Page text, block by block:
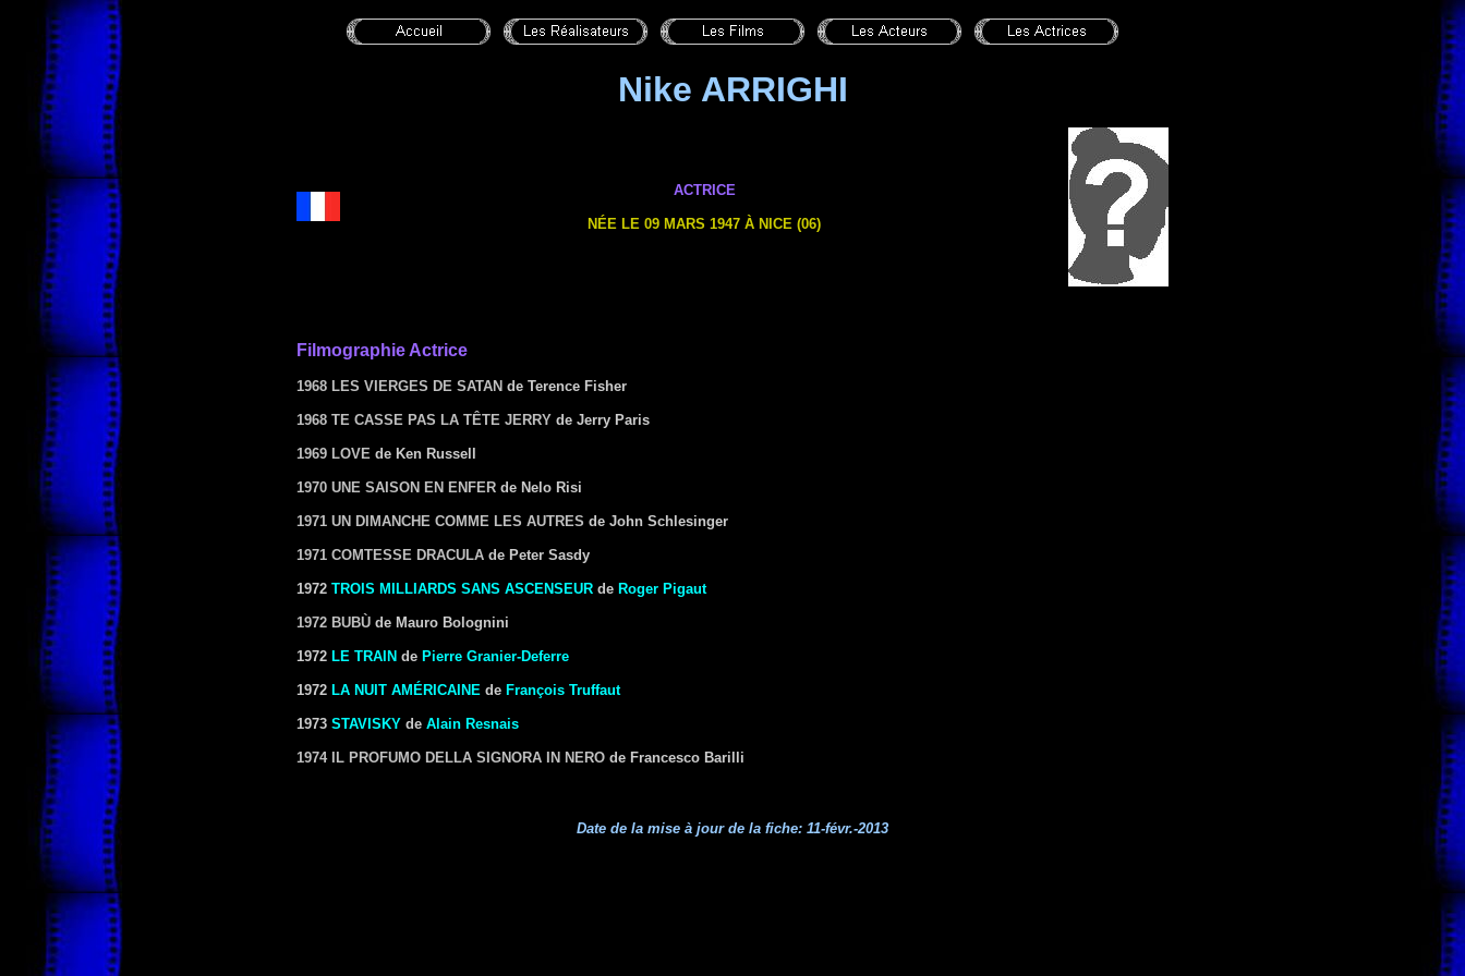
Nike ARRIGHI
ACTRICE
NÉE LE 09 MARS 1947 À NICE (06)
Filmographie Actrice
1968 LES VIERGES DE SATAN de Terence Fisher
1968 TE CASSE PAS LA TÊTE JERRY de Jerry Paris
1969 LOVE de Ken Russell
1970 UNE SAISON EN ENFER de Nelo Risi
1971 UN DIMANCHE COMME LES AUTRES de John Schlesinger
1971 COMTESSE DRACULA de Peter Sasdy
1972 TROIS MILLIARDS SANS ASCENSEUR de Roger Pigaut
1972 BUBÙ de Mauro Bolognini
1972 LE TRAIN de Pierre Granier-Deferre
1972 LA NUIT AMÉRICAINE de François Truffaut
1973 STAVISKY de Alain Resnais
1974 IL PROFUMO DELLA SIGNORA IN NERO de Francesco Barilli
Date de la mise à jour de la fiche: 11-févr.-2013